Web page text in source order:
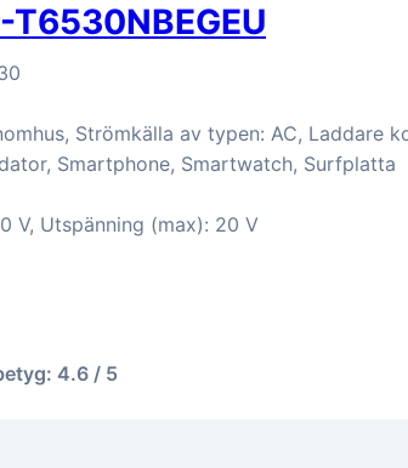
T6530NBEGEU
Strömkälla av typen: AC, Laddare
Smartphone, Smartwatch, Surfplatta
V, Utspänning (max): 20 V
4.6 / 5